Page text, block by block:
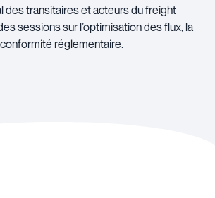
des transitaires et acteurs du freight
sessions sur l’optimisation des flux, la
réglementaire.